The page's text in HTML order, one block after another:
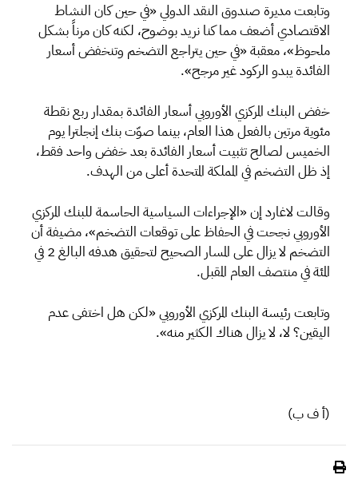
وتابعت مديرة صندوق النقد الدولي «في حين كان النشاط
الاقتصادي أضعف مما كنا نريد بوضوح، لكنه كان مرناً بشكل
ملحوظ»، معقبة «في حين يتراجع التضخم وتنخفض أسعار
الفائدة يبدو الركود غير مرجح».
خفض البنك المركزي الأوروبي أسعار الفائدة بمقدار ربع نقطة
مئوية مرتين بالفعل هذا العام، بينما صوّت بنك إنجلترا يوم
الخميس لصالح تثبيت أسعار الفائدة بعد خفض واحد فقط،
إذ ظل التضخم في المملكة المتحدة أعلى من الهدف.
وقالت لاغارد إن «الإجراءات السياسية الحاسمة للبنك المركزي
الأوروبي نجحت في الحفاظ على توقعات التضخم»، مضيفة أن
التضخم لا يزال على المسار الصحيح لتحقيق هدفه البالغ 2 في
المئة في منتصف العام المقبل.
وتابعت رئيسة البنك المركزي الأوروبي «لكن هل اختفى عدم
اليقين؟ لا، لا يزال هناك الكثير منه».
(أ ف ب)